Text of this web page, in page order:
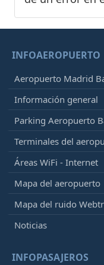
INFOAEROPUERTO
Aeropuerto Madrid
Información general
Parking Aeropuerto
Terminales del
Áreas WiFi - Internet
Mapa del aeropuerto
Mapa del ruido
Noticias
INFOPASAJEROS